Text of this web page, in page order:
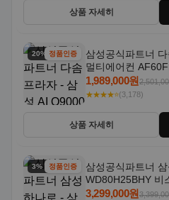
상품 자세히
20% 할인정품인증
삼성공식파트너
멀티에어컨
기본설치포함
1,989,000원
★★★★⭐(3,178)
상품 자세히
3% 할인정품인증
삼성공식파트너
WD80H25BHY 비
18kg 26년형 일체
3,299,000원